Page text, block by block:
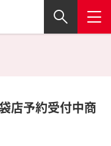
店予約受付中商